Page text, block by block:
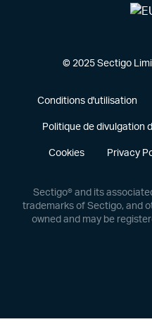
© 2025 Sectigo
Conditions d'utilisation
Politique de divulgation
Cookies Privacy
Sectigo® and its
trademarks of Sectigo, and
owned and may be